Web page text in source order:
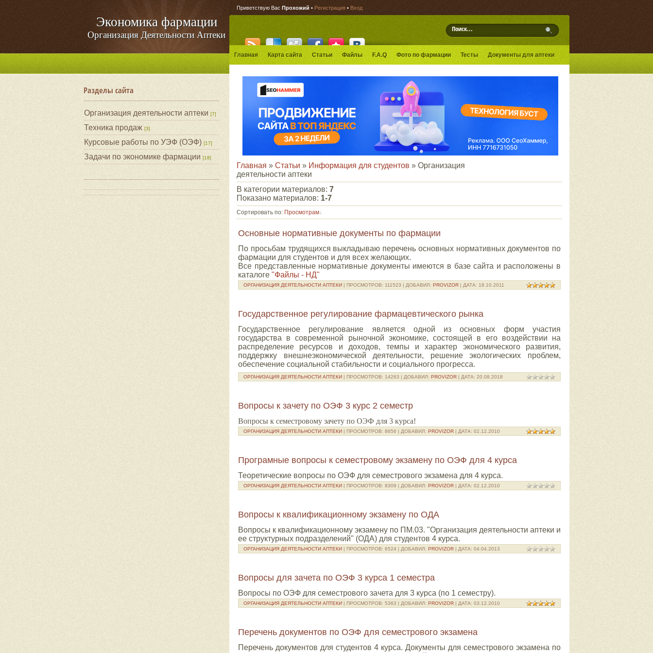
Экономика фармации
Организация Деятельности Аптеки
Разделы сайта
Организация деятельности аптеки [7]
Техника продаж [3]
Курсовые работы по УЭФ (ОЭФ) [17]
Задачи по экономике фармации [18]
Приветствую Вас Прохожий • Регистрация • Вход
Главная Карта сайта Статьи Файлы F.A.Q Фото по фармации Тесты Документы для аптеки
Главная » Статьи » Информация для студентов » Организация
деятельности аптеки
В категории материалов: 7
Показано материалов: 1-7
Сортировать по: Просмотрам
Основные нормативные документы по фармации
По просьбам трудящихся выкладываю перечень основных нормативных документов по
фармации для студентов и для всех желающих.
Все представленные нормативные документы имеются в базе сайта и расположены в
каталоге "Файлы - НД"
ОРГАНИЗАЦИЯ ДЕЯТЕЛЬНОСТИ АПТЕКИ | ПРОСМОТРОВ: 111523 | ДОБАВИЛ: PROVIZOR | ДАТА: 18.10.2011
Государственное регулирование фармацевтического рынка
Государственное регулирование является одной из основных форм участия
государства в современной рыночной экономике, состоящей в его воздействии на
распределение ресурсов и доходов, темпы и характер экономического развития,
поддержку внешнеэкономической деятельности, решение экологических проблем,
обеспечение социальной стабильности и социального прогресса.
ОРГАНИЗАЦИЯ ДЕЯТЕЛЬНОСТИ АПТЕКИ | ПРОСМОТРОВ: 14263 | ДОБАВИЛ: PROVIZOR | ДАТА: 20.08.2018
Вопросы к зачету по ОЭФ 3 курс 2 семестр
Вопросы к семестровому зачету по ОЭФ для 3 курса!
ОРГАНИЗАЦИЯ ДЕЯТЕЛЬНОСТИ АПТЕКИ | ПРОСМОТРОВ: 8656 | ДОБАВИЛ: PROVIZOR | ДАТА: 02.12.2010
Програмные вопросы к семестровому экзамену по ОЭФ для 4 курса
Теоретические вопросы по ОЭФ для семестрового экзамена для 4 курса.
ОРГАНИЗАЦИЯ ДЕЯТЕЛЬНОСТИ АПТЕКИ | ПРОСМОТРОВ: 8309 | ДОБАВИЛ: PROVIZOR | ДАТА: 02.12.2010
Вопросы к квалификационному экзамену по ОДА
Вопросы к квалификационному экзамену по ПМ.03. "Организация деятельности аптеки и
ее структурных подразделений" (ОДА) для студентов 4 курса.
ОРГАНИЗАЦИЯ ДЕЯТЕЛЬНОСТИ АПТЕКИ | ПРОСМОТРОВ: 6524 | ДОБАВИЛ: PROVIZOR | ДАТА: 04.04.2013
Вопросы для зачета по ОЭФ 3 курса 1 семестра
Вопросы по ОЭФ для семестрового зачета для 3 курса (по 1 семестру).
ОРГАНИЗАЦИЯ ДЕЯТЕЛЬНОСТИ АПТЕКИ | ПРОСМОТРОВ: 5363 | ДОБАВИЛ: PROVIZOR | ДАТА: 03.12.2010
Перечень документов по ОЭФ для семестрового экзамена
Перечень документов для студентов 4 курса. Документы для семестрового экзамена по